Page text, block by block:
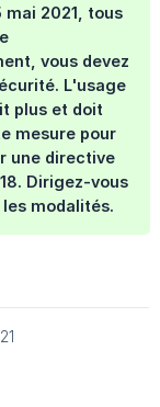
2021, tous
vous devez
L'usage
plus et doit
mesure pour
une directive
Dirigez-vous
modalités.